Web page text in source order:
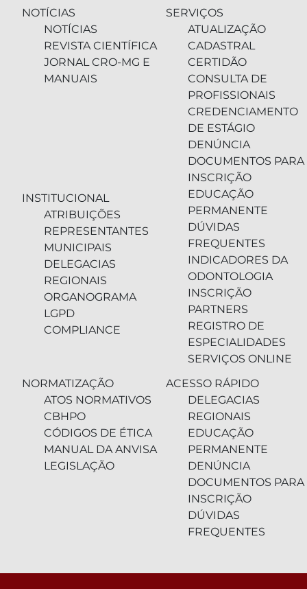
NOTÍCIAS
NOTÍCIAS
REVISTA CIENTÍFICA
JORNAL CRO-MG E
MANUAIS
INSTITUCIONAL
ATRIBUIÇÕES
REPRESENTANTES
MUNICIPAIS
DELEGACIAS
REGIONAIS
ORGANOGRAMA
LGPD
COMPLIANCE
SERVIÇOS
ATUALIZAÇÃO
CADASTRAL
CERTIDÃO
CONSULTA DE
PROFISSIONAIS
CREDENCIAMENTO
DE ESTÁGIO
DENÚNCIA
DOCUMENTOS PARA
INSCRIÇÃO
EDUCAÇÃO
PERMANENTE
DÚVIDAS
FREQUENTES
INDICADORES DA
ODONTOLOGIA
INSCRIÇÃO
PARTNERS
REGISTRO DE
ESPECIALIDADES
SERVIÇOS ONLINE
NORMATIZAÇÃO
ATOS NORMATIVOS
CBHPO
CÓDIGOS DE ÉTICA
MANUAL DA ANVISA
LEGISLAÇÃO
ACESSO RÁPIDO
DELEGACIAS
REGIONAIS
EDUCAÇÃO
PERMANENTE
DENÚNCIA
DOCUMENTOS PARA
INSCRIÇÃO
DÚVIDAS
FREQUENTES